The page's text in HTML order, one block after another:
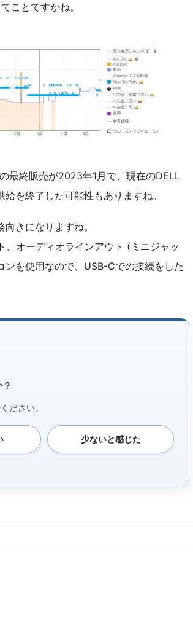
ことですかね。
最終販売が2023年1月で、現在のDELL
を終了した可能性もありますね。
きになりますね。
オーディオラインアウト (ミニジャッ
を使用なので、USB-Cでの接続をした
ださい。
少ないと感じた